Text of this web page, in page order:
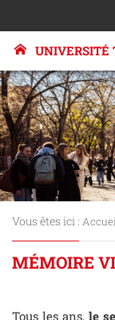
UNIVERSITÉ
Vous êtes ici :
MÉMOIRE
Tous les ans, le